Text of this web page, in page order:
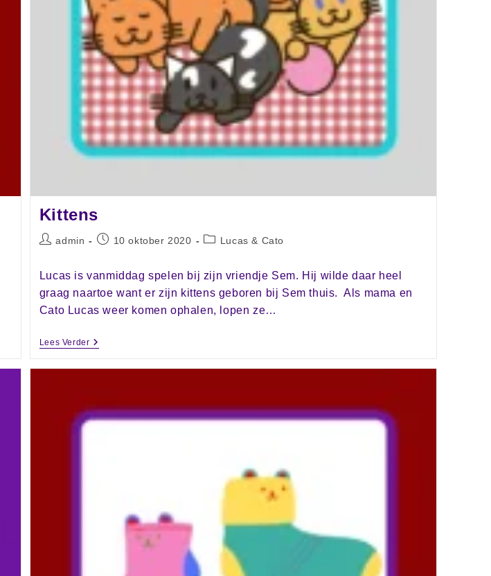
Kittens
admin 10 oktober 2020 Lucas & Cato
Lucas is vanmiddag spelen bij zijn vriendje Sem. Hij wilde daar heel
graag naartoe want er zijn kittens geboren bij Sem thuis. Als mama en
Cato Lucas weer komen ophalen, lopen ze…
Lees Verder